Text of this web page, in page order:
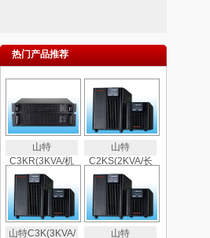
热门产品推荐
山特
C3KR(3KVA/机
山特
C2KS(2KVA/长
山特C3K(3KVA/
山特